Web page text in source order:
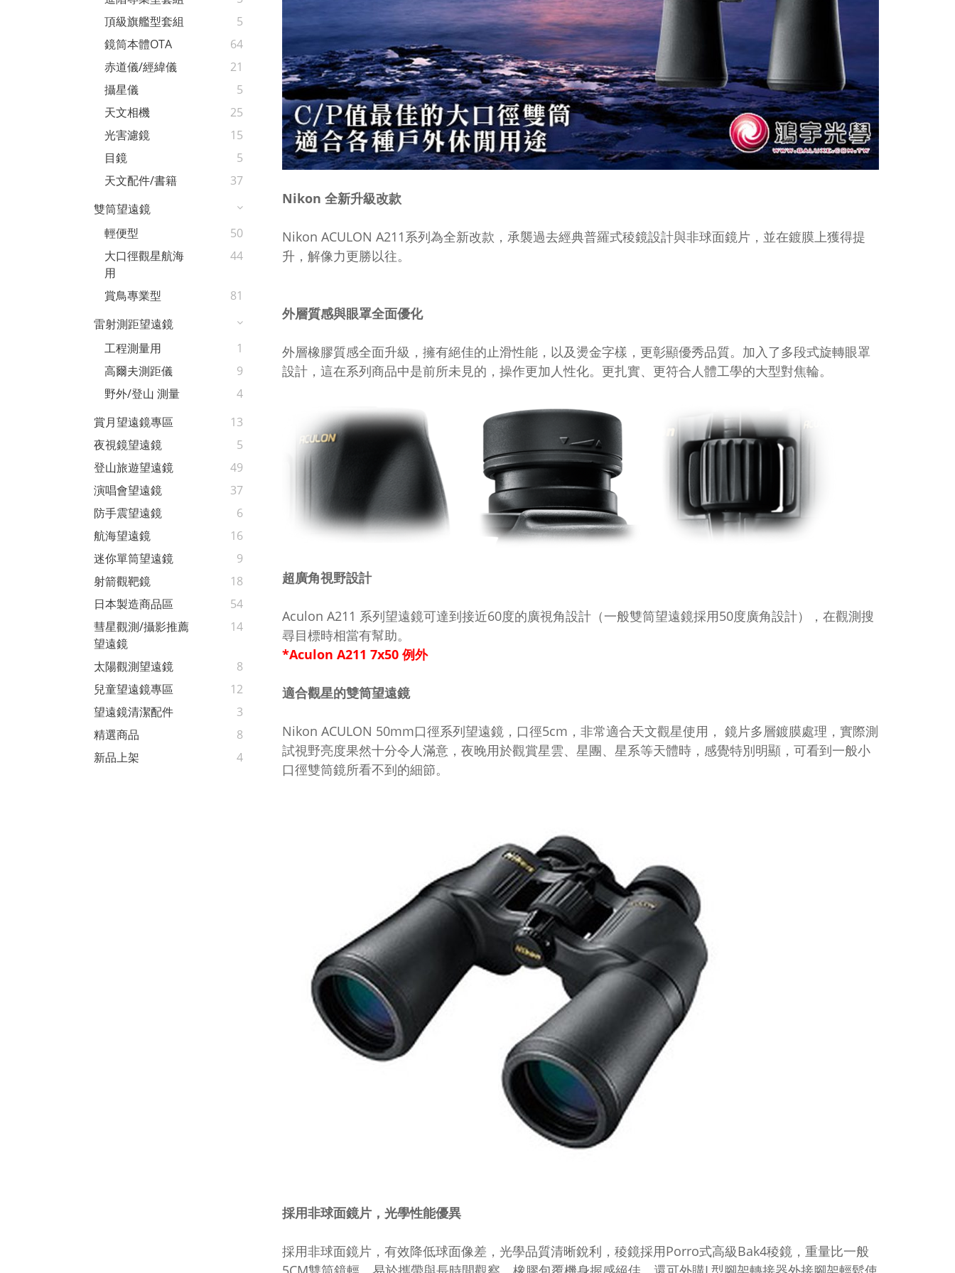
頂級旗艦型套組
5
鏡筒本體OTA
64
赤道儀/經緯儀
21
攝星儀
5
天文相機
25
光害濾鏡
15
目鏡
5
天文配件/書籍
37
雙筒望遠鏡
輕便型
50
大口徑觀星航海
用
44
賞鳥專業型
81
雷射測距望遠鏡
工程測量用
1
高爾夫測距儀
9
野外/登山 測量
4
賞月望遠鏡專區
13
夜視鏡望遠鏡
5
登山旅遊望遠鏡
49
演唱會望遠鏡
37
防手震望遠鏡
6
航海望遠鏡
16
迷你單筒望遠鏡
9
射箭觀靶鏡
18
日本製造商品區
54
彗星觀測/攝影推薦
望遠鏡
14
太陽觀測望遠鏡
8
兒童望遠鏡專區
12
望遠鏡清潔配件
3
精選商品
8
新品上架
4
Nikon 全新升級改款
Nikon ACULON A211系列為全新改款，承襲過去經典普羅式稜鏡設計與非球面鏡片，並在鍍膜上獲得提
升，解像力更勝以往。
外層質感與眼罩全面優化
外層橡膠質感全面升級，擁有絕佳的止滑性能，以及燙金字樣，更彰顯優秀品質。加入了多段式旋轉眼罩
設計，這在系列商品中是前所未見的，操作更加人性化。更扎實、更符合人體工學的大型對焦輪。
超廣角視野設計
Aculon A211 系列望遠鏡可達到接近60度的廣視角設計（一般雙筒望遠鏡採用50度廣角設計），在觀測搜
尋目標時相當有幫助。
*Aculon A211 7x50 例外
適合觀星的雙筒望遠鏡
Nikon ACULON 50mm口徑系列望遠鏡，口徑5cm，非常適合天文觀星使用， 鏡片多層鍍膜處理，實際測
試視野亮度果然十分令人滿意，夜晚用於觀賞星雲、星團、星系等天體時，感覺特別明顯，可看到一般小
口徑雙筒鏡所看不到的細節。
採用非球面鏡片，光學性能優異
採用非球面鏡片，有效降低球面像差，光學品質清晰銳利，稜鏡採用Porro式高級Bak4稜鏡，重量比一般